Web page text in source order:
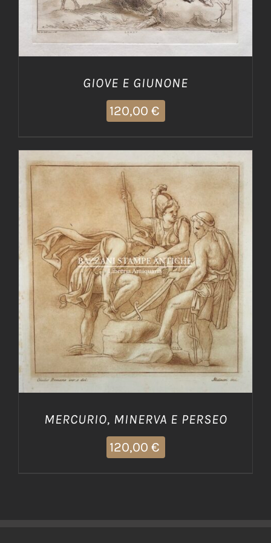
GIOVE E GIUNONE
120,00 €
AGGIUNGI AL CARRELLO / DETTAGLI
MERCURIO, MINERVA E PERSEO
120,00 €